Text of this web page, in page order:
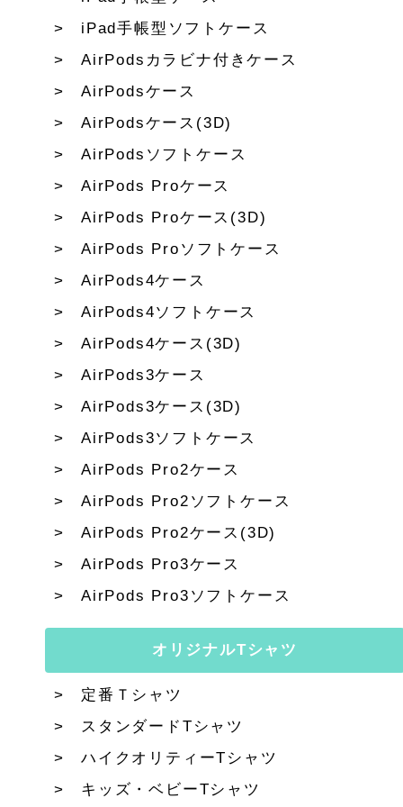
iPad手帳型ソフトケース
AirPodsカラビナ付きケース
AirPodsケース
AirPodsケース(3D)
AirPodsソフトケース
AirPods Proケース
AirPods Proケース(3D)
AirPods Proソフトケース
AirPods4ケース
AirPods4ソフトケース
AirPods4ケース(3D)
AirPods3ケース
AirPods3ケース(3D)
AirPods3ソフトケース
AirPods Pro2ケース
AirPods Pro2ソフトケース
AirPods Pro2ケース(3D)
AirPods Pro3ケース
AirPods Pro3ソフトケース
オリジナルTシャツ
定番Ｔシャツ
スタンダードTシャツ
ハイクオリティーTシャツ
キッズ・ベビーTシャツ